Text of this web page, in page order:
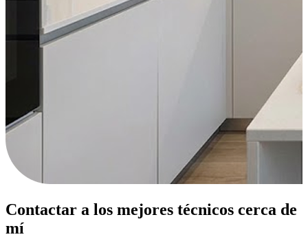
Contactar a los mejores técnicos cerca de
mí